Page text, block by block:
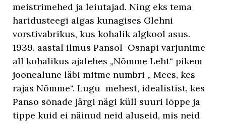
meistrimehed ja leiutajad. Ning eks tema
haridusteegi algas kunagises Glehni
vorstivabrikus, kus kohalik algkool asus.
1939. aastal ilmus Pansol Osnapi varjunime
all kohalikus ajalehes „Nõmme Leht“ pikem
joonealune läbi mitme numbri „ Mees, kes
rajas Nõmme“. Lugu mehest, idealistist, kes
Panso sõnade järgi nägi küll suuri lõppe ja
tippe kuid ei näinud neid aluseid, mis neid